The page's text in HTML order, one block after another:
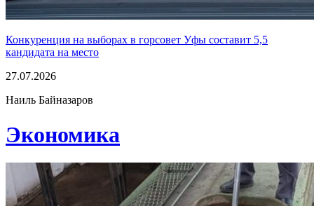
Конкуренция на выборах в горсовет Уфы составит 5,5
кандидата на место
27.07.2026
Наиль Байназаров
Экономика